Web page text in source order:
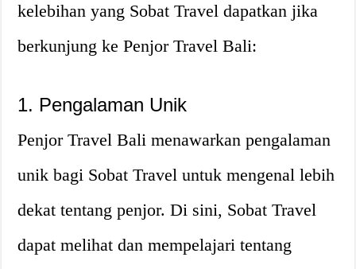
kelebihan yang Sobat Travel dapatkan jika
berkunjung ke Penjor Travel Bali:
1. Pengalaman Unik
Penjor Travel Bali menawarkan pengalaman
unik bagi Sobat Travel untuk mengenal lebih
dekat tentang penjor. Di sini, Sobat Travel
dapat melihat dan mempelajari tentang